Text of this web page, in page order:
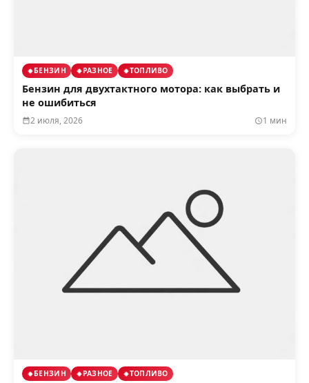
БЕНЗИН РАЗНОЕ ТОПЛИВО
Бензин для двухтактного мотора: как выбрать и
не ошибиться
2 июля, 2026 1 мин
БЕНЗИН РАЗНОЕ ТОПЛИВО